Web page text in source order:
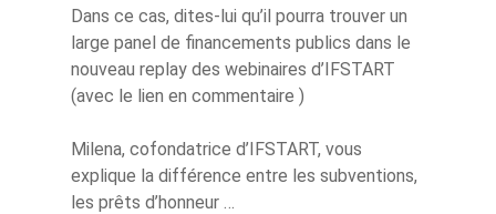
Dans ce cas, dites-lui qu’il pourra trouver un
large panel de financements publics dans le
nouveau replay des webinaires d’IFSTART
(avec le lien en commentaire )
Milena, cofondatrice d’IFSTART, vous
explique la différence entre les subventions,
les prêts d’honneur …